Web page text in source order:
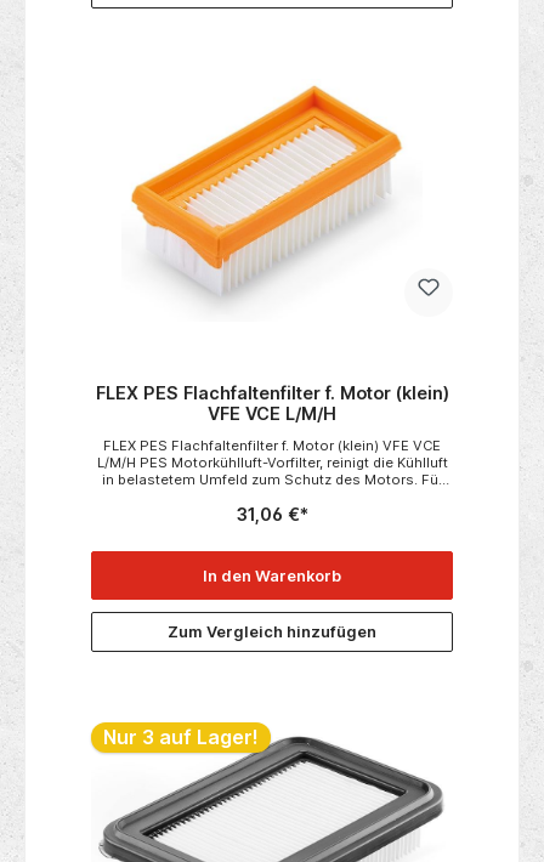
FLEX PES Flachfaltenfilter f. Motor (klein)
VFE VCE L/M/H
FLEX PES Flachfaltenfilter f. Motor (klein) VFE VCE
L/M/H PES Motorkühlluft-Vorfilter, reinigt die Kühlluft
in belastetem Umfeld zum Schutz des Motors. Für
zu• VCE 33 L MC• VCE 33 L AC• VCE 44 L
AC• VCE 33 M AC• VCE 44 M AC• VCE 44 H AC
Technische Daten:• Verpackungseinheit 1
31,06 €*
In den Warenkorb
Zum Vergleich hinzufügen
Nur 3 auf Lager!